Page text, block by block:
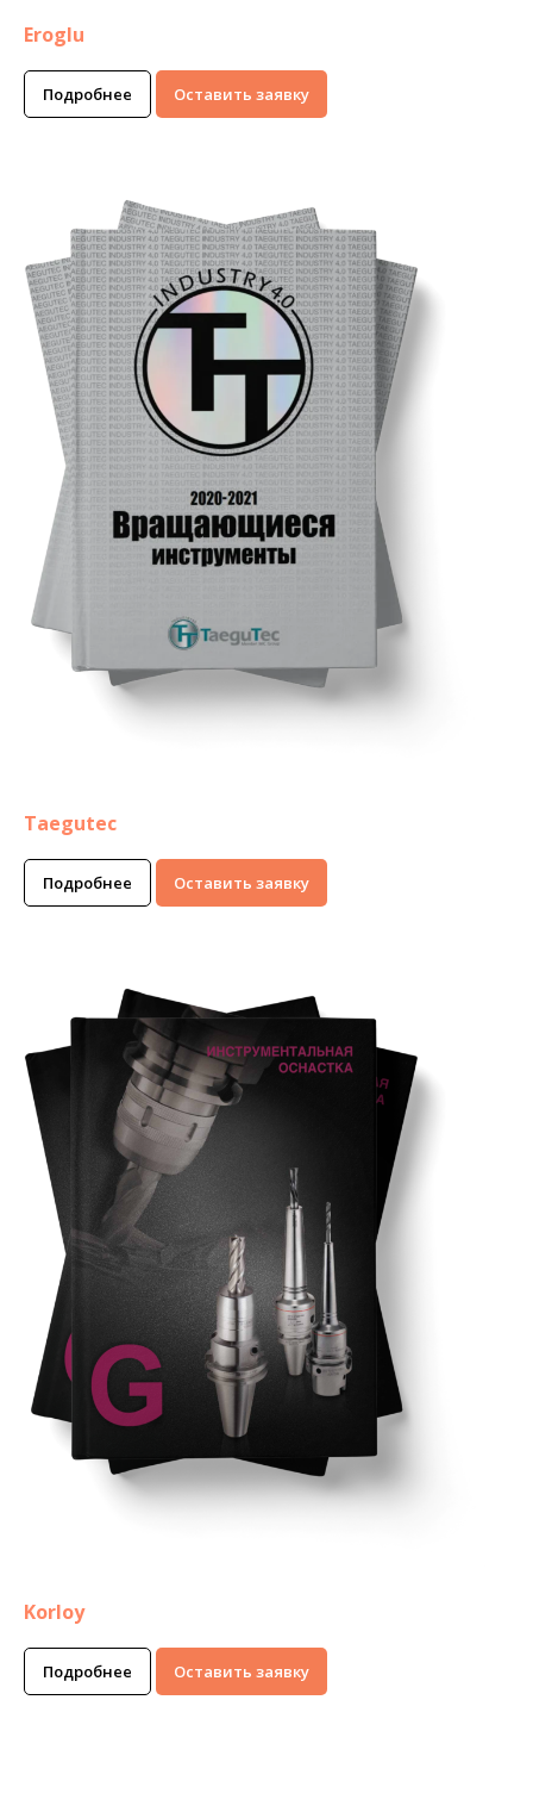
Eroglu
Подробнее Оставить заявку
Taegutec
Подробнее Оставить заявку
Korloy
Подробнее Оставить заявку